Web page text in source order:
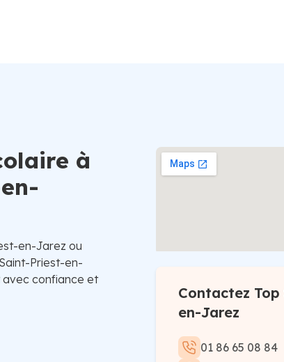
à
en-Jarez ou
Priest-en-
avec confiance et
Contactez
en-Jarez
01 86 65 08 84